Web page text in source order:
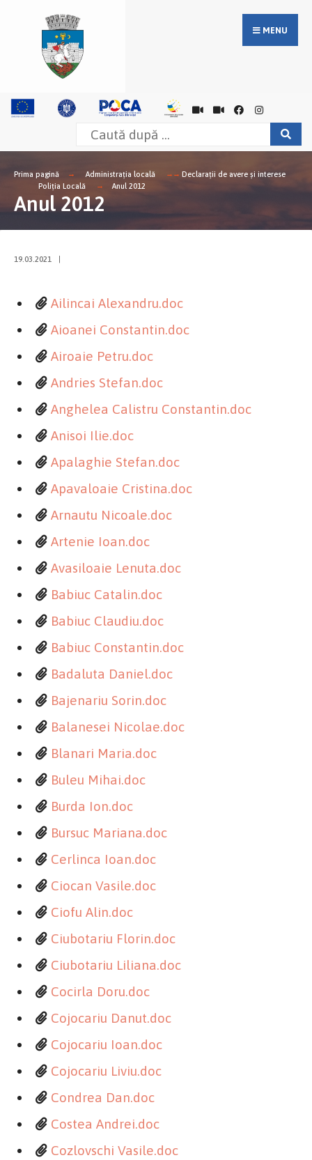
MENU
Prima pagină Administrația locală
Declarații de avere și interese
Poliția Locală
Anul 2012
Anul 2012
19.03.2021
Ailincai Alexandru.doc
Aioanei Constantin.doc
Airoaie Petru.doc
Andries Stefan.doc
Anghelea Calistru Constantin.doc
Anisoi Ilie.doc
Apalaghie Stefan.doc
Apavaloaie Cristina.doc
Arnautu Nicoale.doc
Artenie Ioan.doc
Avasiloaie Lenuta.doc
Babiuc Catalin.doc
Babiuc Claudiu.doc
Babiuc Constantin.doc
Badaluta Daniel.doc
Bajenariu Sorin.doc
Balanesei Nicolae.doc
Blanari Maria.doc
Buleu Mihai.doc
Burda Ion.doc
Bursuc Mariana.doc
Cerlinca Ioan.doc
Ciocan Vasile.doc
Ciofu Alin.doc
Ciubotariu Florin.doc
Ciubotariu Liliana.doc
Cocirla Doru.doc
Cojocariu Danut.doc
Cojocariu Ioan.doc
Cojocariu Liviu.doc
Condrea Dan.doc
Costea Andrei.doc
Cozlovschi Vasile.doc